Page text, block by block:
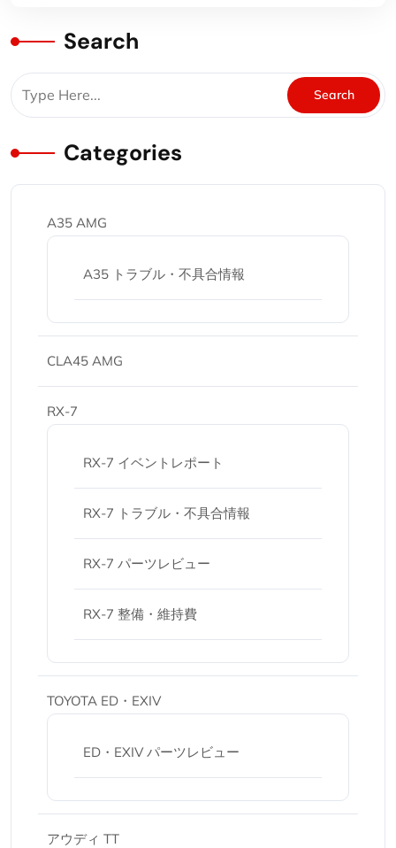
Search
Categories
A35 AMG
A35 トラブル・不具合情報
CLA45 AMG
RX-7
RX-7 イベントレポート
RX-7 トラブル・不具合情報
RX-7 パーツレビュー
RX-7 整備・維持費
TOYOTA ED・EXIV
ED・EXIV パーツレビュー
アウディ TT